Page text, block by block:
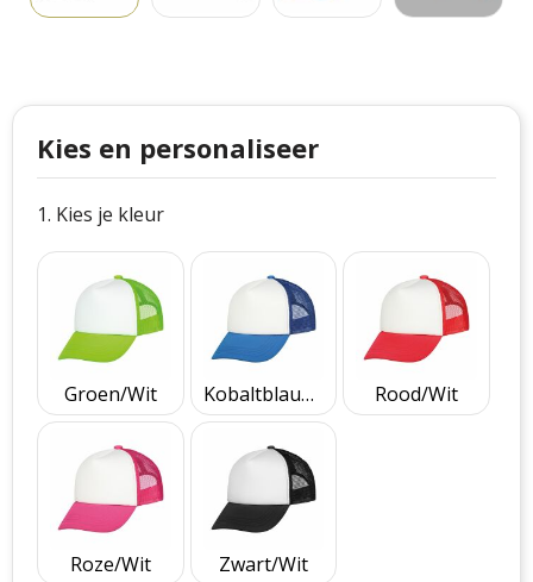
Craft
Case Logic
Parker
Stanley
Kerstspellen
Kersttassen
kerstkaarsen
Kies en personaliseer
1. Kies je kleur
Groen/Wit Kobaltblauw/Wit Rood/Wit
Roze/Wit Zwart/Wit